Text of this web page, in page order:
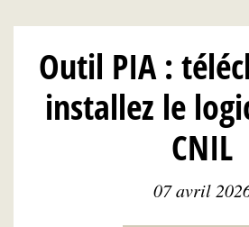
Outil PIA :
installez le
CNIL
07 avril